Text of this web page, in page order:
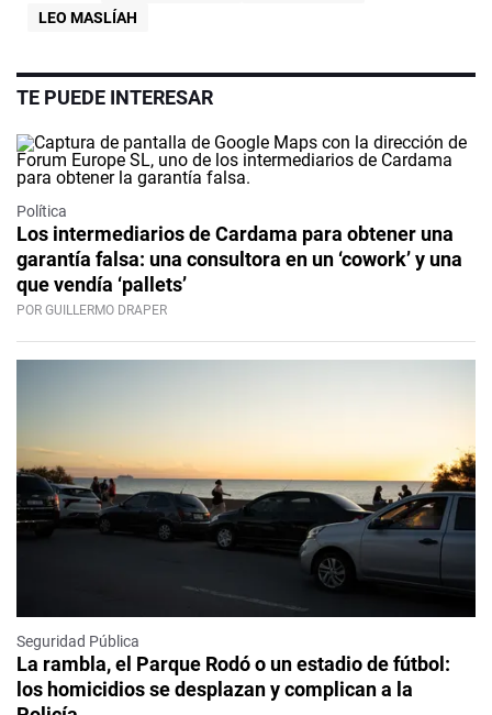
LEO MASLÍAH
TE PUEDE INTERESAR
Política
Los intermediarios de Cardama para obtener una
garantía falsa: una consultora en un ‘cowork’ y una
que vendía ‘pallets’
POR GUILLERMO DRAPER
Seguridad Pública
La rambla, el Parque Rodó o un estadio de fútbol:
los homicidios se desplazan y complican a la